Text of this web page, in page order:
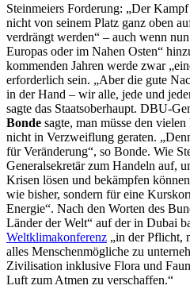
Steinmeiers Forderung: „Der
nicht von seinem Platz ganz oben
verdrängt werden“ – auch wenn
Europas oder im Nahen Osten“
kommenden Jahren werde zwar
erforderlich sein. „Aber die gute
in der Hand – wir alle, jede und
sagte das Staatsoberhaupt. DBU-
Bonde sagte, man müsse den
nicht in Verzweiflung geraten.
für Veränderung“, so Bonde. Wie
Generalsekretär zum Handeln auf,
Krisen lösen und bekämpfen
wie bisher, sondern für eine
Energie“. Nach den Worten des
Länder der Welt“ auf der in Dubai
Weltklimakonferenz „in der Pflicht,
alles Menschenmögliche zu
Zivilisation inklusive Flora und
Luft zum Atmen zu verschaffen.“